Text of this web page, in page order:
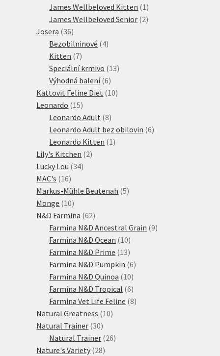
produktů
James Wellbeloved Kitten 1 1
produkt
James Wellbeloved Senior 22
Josera 3636
produktů
Bezobilninové 44
Kitten 77
produktů
Speciální krmivo 1313
Výhodná balení 66
produktů
Kattovit Feline Diet 1010
Leonardo 1515
produktů
Leonardo Adult 88
produktů
Leonardo Adult bez obilovin 66
Leonardo Kitten 1 1
Lily's Kitchen 22
Lucky Lou 3434
MAC's 1616
produktů
Markus-Mühle Beutenah 55
Monge 1010
produktů
N&D Farmina 6262
produktů
Farmina N&D Ancestral Grain 99
Farmina N&D Ocean 1010
produktů
Farmina N&D Prime 1313
produktů
Farmina N&D Pumpkin 66
Farmina N&D Quinoa 1010
produktů
Farmina N&D Tropical 66
produktů
Farmina Vet Life Feline 88
Natural Greatness 1010
Natural Trainer 3030
produktů
Natural Trainer 2626
Nature's Variety 2828